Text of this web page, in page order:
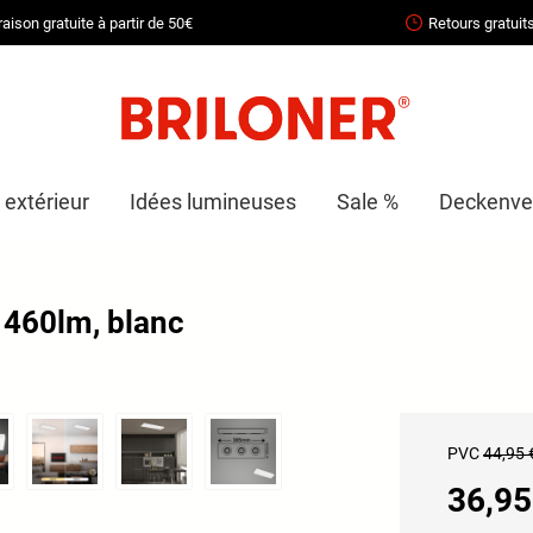
gratuite à partir de 50€ Retours
extérieur Idées lumineuses Sale %
460lm, blanc
PVC44,95